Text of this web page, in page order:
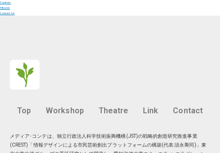
Courses
Mission
Contact Us
Top Workshop Theatre Link Contact
メディア･コンテは、独立行政法人科学技術振興機構(JST)の戦略的創造研究推進事業
(CREST)「情報デザインによる市民芸術創出プラットフォームの構築(代表:須永剛司)」東